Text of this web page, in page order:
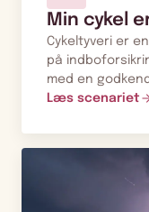
Min cykel
Cykeltyveri er
på
med en
Læs scenariet